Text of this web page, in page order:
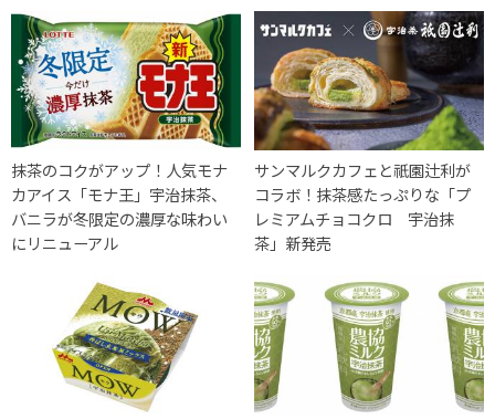
抹茶のコクがアップ！人気モナ
カアイス「モナ王」宇治抹茶、
バニラが冬限定の濃厚な味わい
にリニューアル
サンマルクカフェと祇園辻利が
コラボ！抹茶感たっぷりな「プ
レミアムチョコクロ 宇治抹
茶」新発売